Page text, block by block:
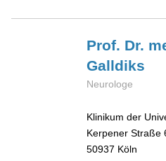
Prof. Dr.
Galldiks
Neurologe
Klinikum der
Kerpener Straße
50937 Köln